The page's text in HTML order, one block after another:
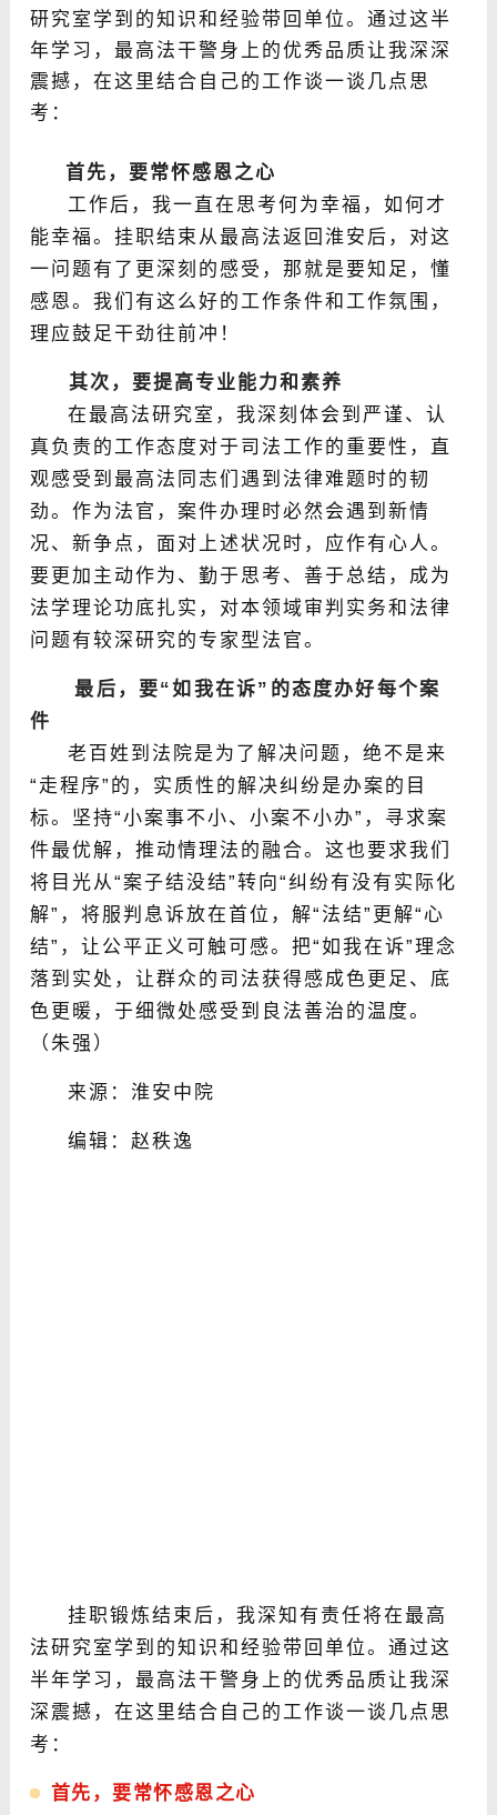
研究室学到的知识和经验带回单位。通过这半
年学习，最高法干警身上的优秀品质让我深深
震撼，在这里结合自己的工作谈一谈几点思
考：
首先，要常怀感恩之心
工作后，我一直在思考何为幸福，如何才
能幸福。挂职结束从最高法返回淮安后，对这
一问题有了更深刻的感受，那就是要知足，懂
感恩。我们有这么好的工作条件和工作氛围，
理应鼓足干劲往前冲！
其次，要提高专业能力和素养
在最高法研究室，我深刻体会到严谨、认
真负责的工作态度对于司法工作的重要性，直
观感受到最高法同志们遇到法律难题时的韧
劲。作为法官，案件办理时必然会遇到新情
况、新争点，面对上述状况时，应作有心人。
要更加主动作为、勤于思考、善于总结，成为
法学理论功底扎实，对本领域审判实务和法律
问题有较深研究的专家型法官。
最后，要“如我在诉”的态度办好每个案
件
老百姓到法院是为了解决问题，绝不是来
“走程序”的，实质性的解决纠纷是办案的目
标。坚持“小案事不小、小案不小办”，寻求案
件最优解，推动情理法的融合。这也要求我们
将目光从“案子结没结”转向“纠纷有没有实际化
解”，将服判息诉放在首位，解“法结”更解“心
结”，让公平正义可触可感。把“如我在诉”理念
落到实处，让群众的司法获得感成色更足、底
色更暖，于细微处感受到良法善治的温度。
（朱强）
来源：淮安中院
编辑：赵秩逸
挂职锻炼结束后，我深知有责任将在最高
法研究室学到的知识和经验带回单位。通过这
半年学习，最高法干警身上的优秀品质让我深
深震撼，在这里结合自己的工作谈一谈几点思
考：
首先，要常怀感恩之心